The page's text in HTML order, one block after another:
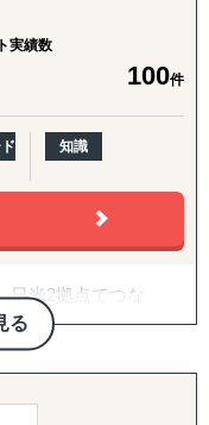
企業様を支援させ
どんどの企業様が、
ない」
い」
が多そうで困ってい
ういったお悩みの企
マーケティングにご
じめ、北米や欧州と
あり、調査・分析に
の成功に向けて、伴
実績数
100件
知識
る
日米2拠点でつな
進出の成功を"特
ミッションに掲